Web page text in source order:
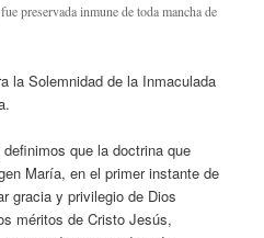
preservada inmune de toda mancha de
la Solemnidad de la Inmaculada
que la doctrina que
María, en el primer instante de
gracia y privilegio de Dios
méritos de Cristo Jesús,